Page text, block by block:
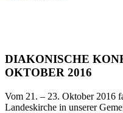
DIAKONISCHE
OKTOBER 2016
Vom 21. – 23. Oktober 2016
Landeskirche in unserer